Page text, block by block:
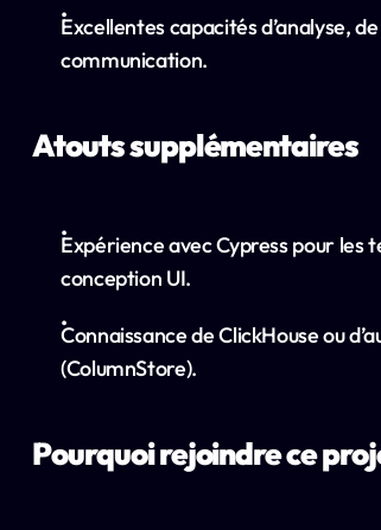
Excellentes capacités d’analyse,
communication.
Atouts supplémentaires
Expérience avec Cypress pour
conception UI.
Connaissance de ClickHouse ou
(ColumnStore).
Pourquoi rejoindre ce